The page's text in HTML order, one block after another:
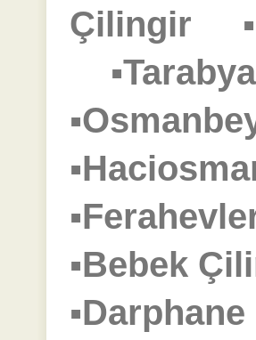
Çilingir
▪Bebek